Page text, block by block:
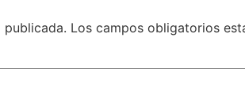
Los campos obligatorios